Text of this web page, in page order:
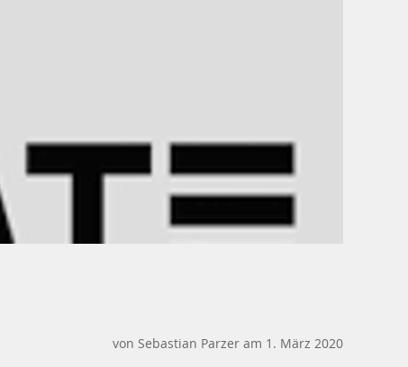
von Sebastian Parzer am 1. März 2020